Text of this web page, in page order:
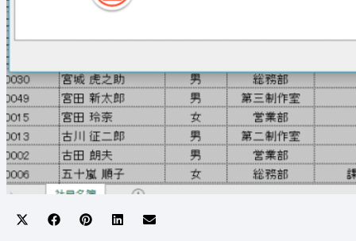
Share Share Share
Share